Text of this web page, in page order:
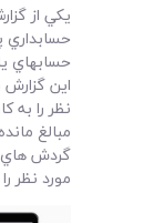
يکي از
حسابداري
حسابهاي
اين
نظر را به
مبالغ
گردش
مورد نظر